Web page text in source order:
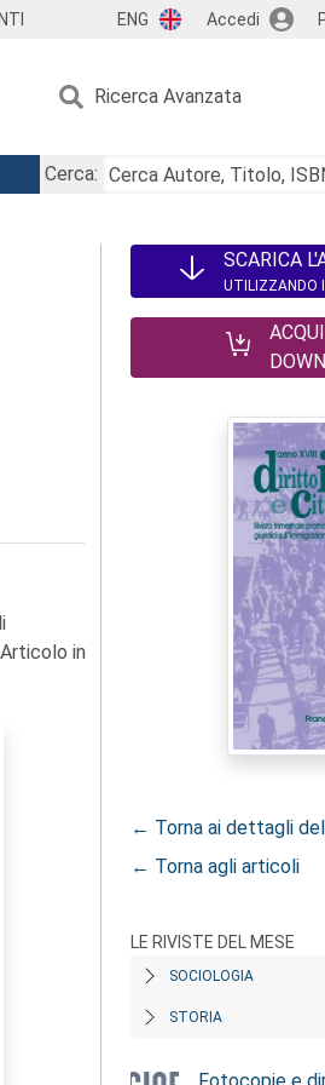
ENG Accedi
Ricerca Avanzata
Cerca:
in
SCARICA
UTILIZZANDO
← Torna ai dettagli
← Torna agli articoli
LE RIVISTE DEL MESE
SOCIOLOGIA
STORIA